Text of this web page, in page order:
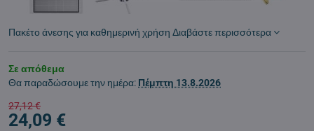
Πακέτο άνεσης για καθημερινή χρήση Διαβάστε περισσότερα
Σε απόθεμα
Θα παραδώσουμε την ημέρα: Πέμπτη 13.8.2026
27,12 €
24,09 €